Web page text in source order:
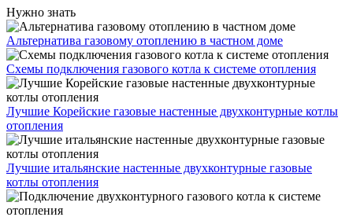
Нужно знать
Альтернатива газовому отоплению в частном доме
Схемы подключения газового котла к системе отопления
Лучшие Корейские газовые настенные двухконтурные котлы
отопления
Лучшие итальянские настенные двухконтурные газовые
котлы отопления